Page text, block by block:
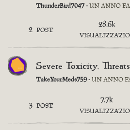
ThunderBird7047 -UN ANNO FA
2 POST
28.6k
Severe Toxicity,
TakeYourMeds759 -UN ANNO
3 POST
7.7k